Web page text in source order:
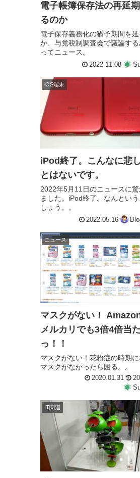
電子帳簿保存法の再延
るのか
電子保存義務化の猶予期間を延
か、与党税制調査会で議論す
ってニュース。
2022.11.08
iOS端末
iPod終了。こんなに悲
とはないです。
2022年5月11日のニュースに
ました。iPod終了。なんとい
しょう。。
2022.05.16
ニュース
マスクがない！
メルカリでも3倍4倍当
っ！！
マスクがない！花粉症の時期
マスクがなかったら困る。。
2020.01.31
IT関連